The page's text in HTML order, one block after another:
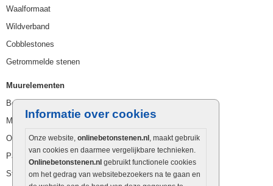
Informatie over cookies
Onze website, onlinebetonstenen.nl , maakt gebruik
van cookies en daarmee vergelijkbare technieken.
Onlinebetonstenen.nl gebruikt functionele cookies
om het gedrag van websitebezoekers na te gaan en
Waalformaat
Wildverband
Cobblestones
Getrommelde stenen
Muurelementen
Betonbielzen
Muurstenen
Opsluitbanden
Palissaden
Stapelblokken